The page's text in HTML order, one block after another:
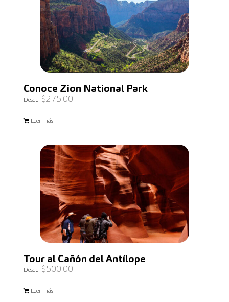
Conoce Zion National Park
Desde: $275.00
Leer más
Tour al Cañón del Antílope
Desde: $500.00
Leer más